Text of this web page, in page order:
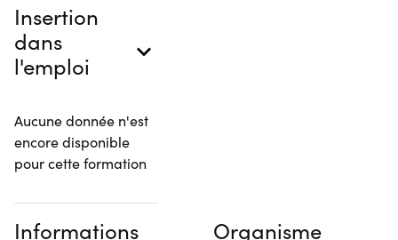
Insertion
dans
l'emploi
Aucune donnée n'est
encore disponible
pour cette formation
Informations
Organisme